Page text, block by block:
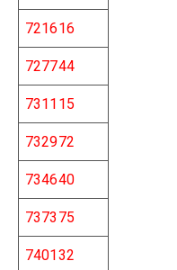
721616
727744
731115
732972
734640
737375
740132